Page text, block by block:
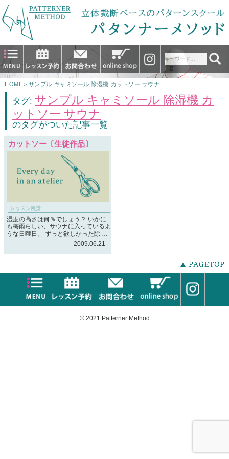
HOME ＞ サンプル キャミソール 除湿機 カットソー サウナ
タグ: サンプル キャミソール 除湿機 カ
ットソー サウナ
のタグがついた記事一覧
カットソー〔生徒作品〕
レッスン風景
湿度の高さは何％でしょう？ いかに
も梅雨らしい、サウナに入っているよ
うな日曜日。 ずっと欲しかった除 …
2009.06.21
© 2021 Patterner Method